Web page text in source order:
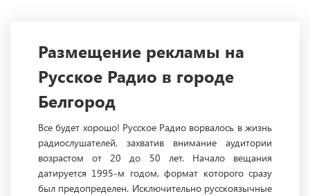
Размещение рекламы на
Русское Радио в городе
Белгород
Все будет хорошо! Русское Радио ворвалось в жизнь
радиослушателей, захватив внимание аудитории
возрастом от 20 до 50 лет. Начало вещания
датируется 1995-м годом, формат которого сразу
был предопределен. Исключительно русскоязычные